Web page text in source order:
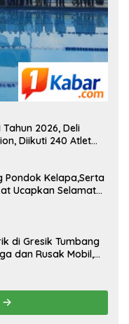
2026, Deli
Diikuti 240 Atlet
Pondok Kelapa,Serta
Ucapkan Selamat
di Gresik Tumbang
dan Rusak Mobil,